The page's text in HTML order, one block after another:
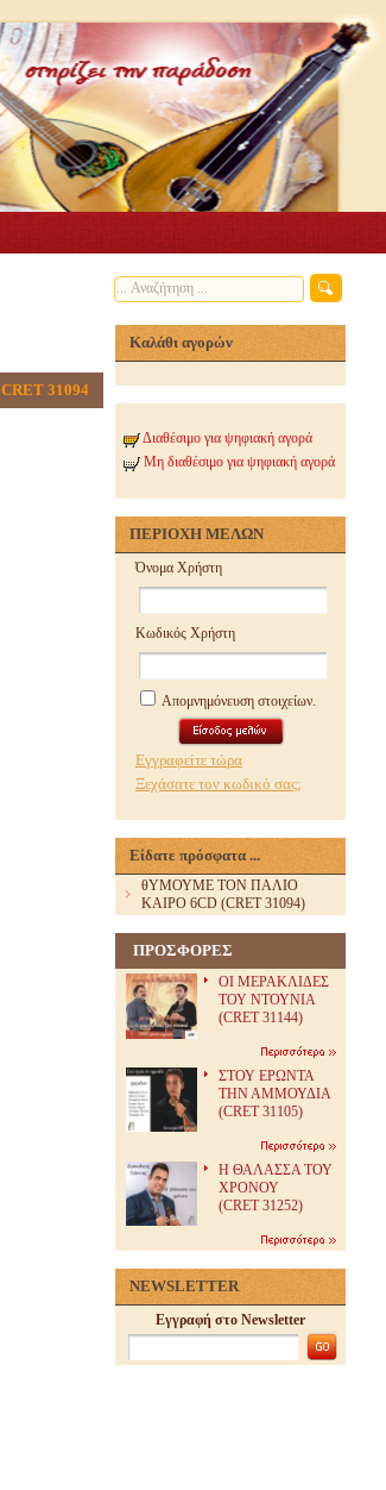
CRET 31094
Καλάθι αγορών
Διαθέσιμο για ψηφιακή αγορά
Μη διαθέσιμο για ψηφιακή αγορά
ΠΕΡΙΟΧΗ ΜΕΛΩΝ
Όνομα Χρήστη
Κωδικός Χρήστη
Απομνημόνευση στοιχείων.
Εγγραφείτε τώρα
Ξεχάσατε τον κωδικό σας;
Είδατε πρόσφατα ...
θΥΜΟΥΜΕ ΤΟΝ ΠΑΛΙΟ
ΚΑΙΡΟ 6CD (CRET 31094)
ΠΡΟΣΦΟΡΕΣ
ΟΙ ΜΕΡΑΚΛΙΔΕΣ
ΤΟΥ ΝΤΟΥΝΙΑ
(CRET 31144)
ΣΤΟΥ ΕΡΩΝΤΑ
ΤΗΝ ΑΜΜΟΥΔΙΑ
(CRET 31105)
H ΘΑΛΑΣΣΑ ΤΟΥ
ΧΡΟΝΟΥ
(CRET 31252)
NEWSLETTER
Εγγραφή στο Newsletter